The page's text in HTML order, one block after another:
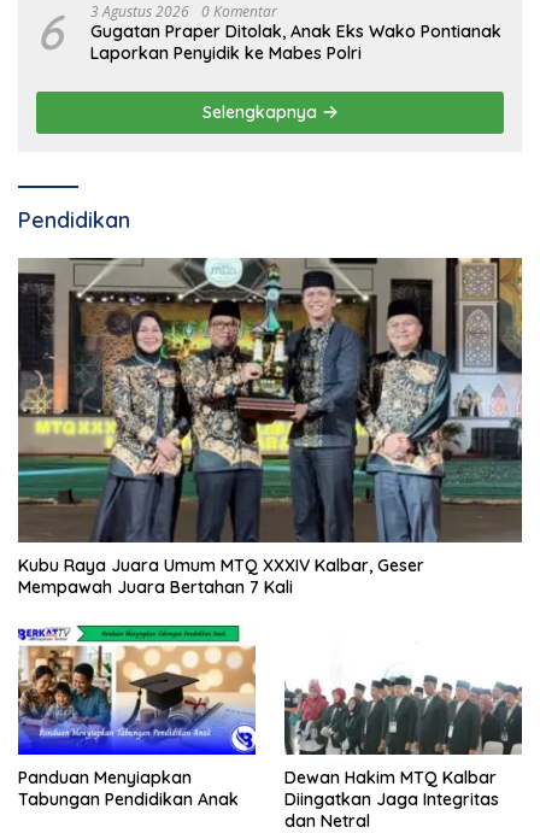
6 3 Agustus 2026 0 Komentar
Gugatan Praper Ditolak, Anak Eks Wako Pontianak
Laporkan Penyidik ke Mabes Polri
Selengkapnya
Pendidikan
Kubu Raya Juara Umum MTQ XXXIV Kalbar, Geser
Mempawah Juara Bertahan 7 Kali
Panduan Menyiapkan
Tabungan Pendidikan Anak
Dewan Hakim MTQ Kalbar
Diingatkan Jaga Integritas
dan Netral